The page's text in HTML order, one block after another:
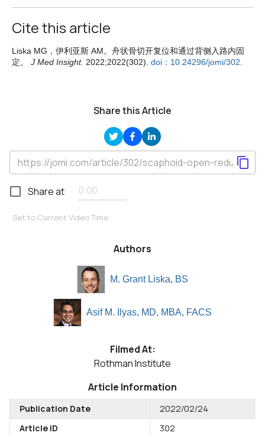
Cite this article
Liska MG，伊利亚斯 AM。舟状骨切开复位和通过背侧入路内固
定。 J Med Insight. 2022;2022(302). doi：10.24296/jomi/302.
Share this Article
Share at
Set to Current Video Time
Authors
M. Grant Liska, BS
Asif M. Ilyas, MD, MBA, FACS
Filmed At:
Rothman Institute
Article Information
Publication Date
2022/02/24
Article ID
302